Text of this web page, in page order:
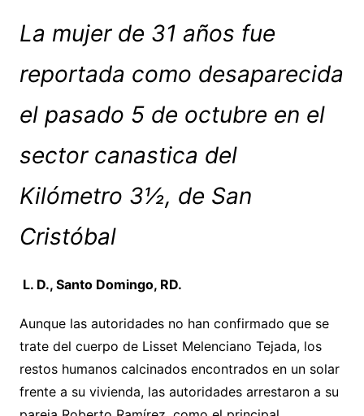
La mujer de 31 años fue
reportada como desaparecida
el pasado 5 de octubre en el
sector canastica del
Kilómetro 3½, de San
Cristóbal
L. D., Santo Domingo, RD.
Aunque las autoridades no han confirmado que se
trate del cuerpo de Lisset Melenciano Tejada, los
restos humanos calcinados encontrados en un solar
frente a su vivienda, las autoridades arrestaron a su